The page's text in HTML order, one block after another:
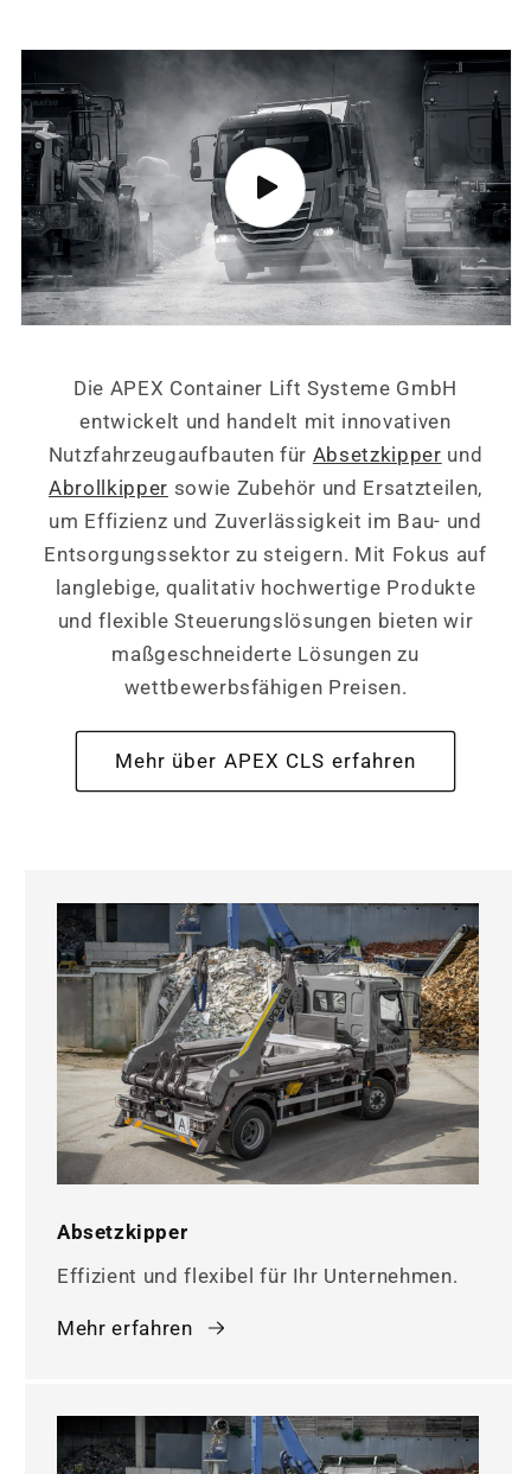
Die APEX Container Lift Systeme GmbH
entwickelt und handelt mit innovativen
Nutzfahrzeugaufbauten für Absetzkipper und
Abrollkipper sowie Zubehör und Ersatzteilen,
um Effizienz und Zuverlässigkeit im Bau- und
Entsorgungssektor zu steigern. Mit Fokus auf
langlebige, qualitativ hochwertige Produkte
und flexible Steuerungslösungen bieten wir
maßgeschneiderte Lösungen zu
wettbewerbsfähigen Preisen.
Mehr über APEX CLS erfahren
Absetzkipper
Effizient und flexibel für Ihr Unternehmen.
Mehr erfahren